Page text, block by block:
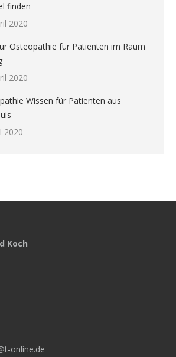
finden
2020
Osteopathie für Patienten im Raum
2020
Wissen für Patienten aus
2020
Koch
online.de